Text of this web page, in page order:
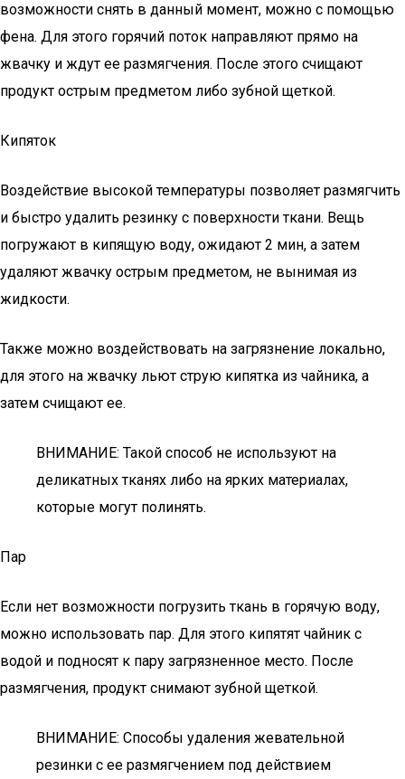
возможности снять в данный момент, можно с помощью
фена. Для этого горячий поток направляют прямо на
жвачку и ждут ее размягчения. После этого счищают
продукт острым предметом либо зубной щеткой.
Кипяток
Воздействие высокой температуры позволяет размягчить
и быстро удалить резинку с поверхности ткани. Вещь
погружают в кипящую воду, ожидают 2 мин, а затем
удаляют жвачку острым предметом, не вынимая из
жидкости.
Также можно воздействовать на загрязнение локально,
для этого на жвачку льют струю кипятка из чайника, а
затем счищают ее.
ВНИМАНИЕ: Такой способ не используют на
деликатных тканях либо на ярких материалах,
которые могут полинять.
Пар
Если нет возможности погрузить ткань в горячую воду,
можно использовать пар. Для этого кипятят чайник с
водой и подносят к пару загрязненное место. После
размягчения, продукт снимают зубной щеткой.
ВНИМАНИЕ: Способы удаления жевательной
резинки с ее размягчением под действием